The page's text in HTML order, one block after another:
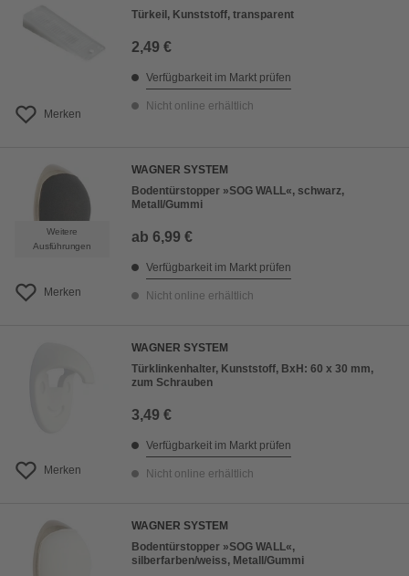
Merken
Türkeil, Kunststoff, transparent
2,49 €
Verfügbarkeit im Markt prüfen
Nicht online erhältlich
Weitere
Ausführungen
Merken
WAGNER SYSTEM
Bodentürstopper »SOG WALL«, schwarz,
Metall/Gummi
ab 6,99 €
Verfügbarkeit im Markt prüfen
Nicht online erhältlich
Merken
WAGNER SYSTEM
Türklinkenhalter, Kunststoff, BxH: 60 x 30 mm,
zum Schrauben
3,49 €
Verfügbarkeit im Markt prüfen
Nicht online erhältlich
WAGNER SYSTEM
Bodentürstopper »SOG WALL«,
silberfarben/weiss, Metall/Gummi